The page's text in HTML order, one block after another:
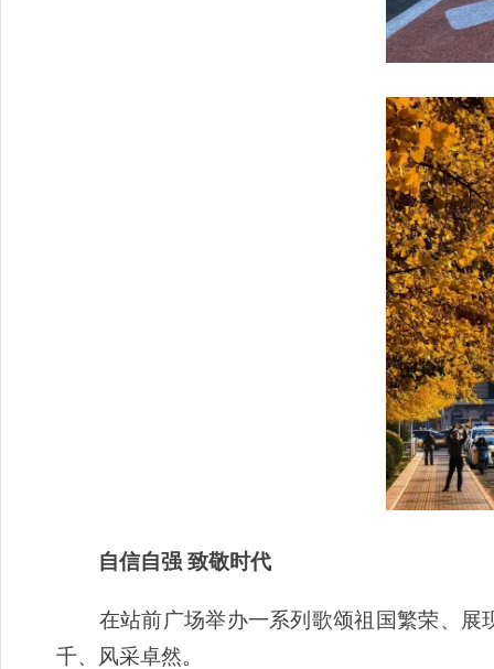
自信自强 致敬时代
在站前广场举办一系列歌颂祖国繁荣、展
千、风采卓然。